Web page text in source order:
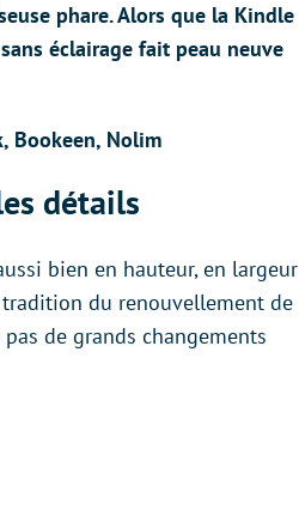
phare. Alors que la Kindle
éclairage fait peau neuve
Bookeen, Nolim
détails
bien en hauteur, en largeur
tradition du renouvellement de
de grands changements